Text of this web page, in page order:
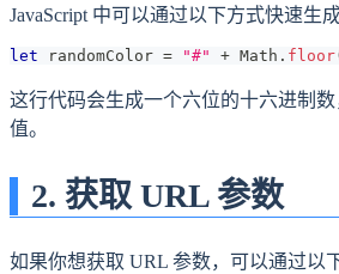
JavaScript 中可以通过以下方式快速生
let randomColor = "#" + Math . floor
这行代码会生成一个六位的十六进制
值。
2. 获取 URL 参数
如果你想获取 URL 参数，可以通过以